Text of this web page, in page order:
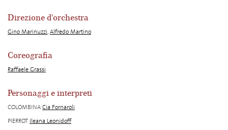
Direzione d'orchestra
Gino Marinuzzi,Alfredo Martino
Coreografia
Raffaele Grassi
Personaggi e interpreti
COLOMBINACia Fornaroli
PIERROT Ileana Leonidoff